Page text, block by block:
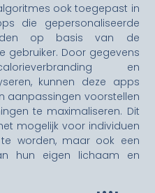
ook toegepast in
die gepersonaliseerde
op basis van de
Door gegevens
en
kunnen deze apps
aanpassingen voorstellen
te maximaliseren. Dit
mogelijk voor individuen
worden, maar ook een
hun eigen lichaam en